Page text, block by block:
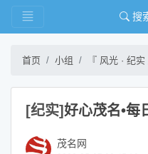
搜
首页 小组 『 风光 · 纪实
[纪实]好心茂名•每
茂名网